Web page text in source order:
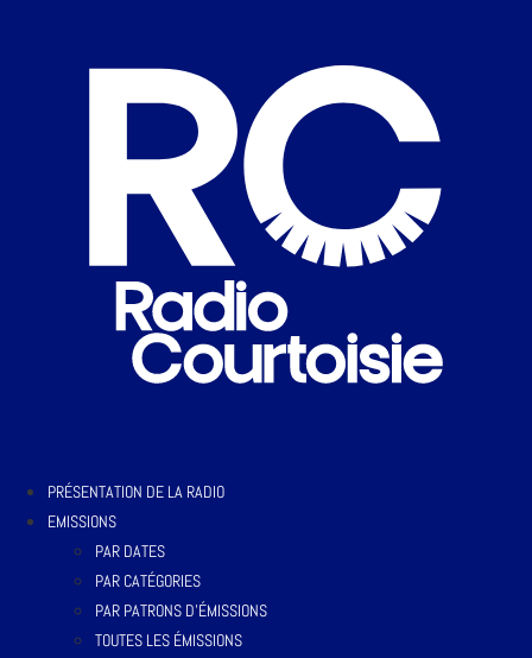
PRÉSENTATION DE LA RADIO
EMISSIONS
PAR DATES
PAR CATÉGORIES
PAR PATRONS D’ÉMISSIONS
TOUTES LES ÉMISSIONS